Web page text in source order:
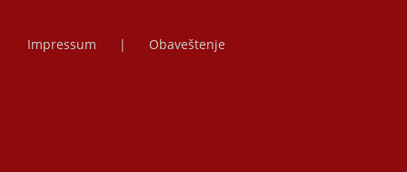
Impressum Obaveštenje